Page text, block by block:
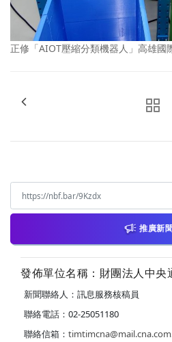
正修「AIOT壓縮分類機器人」高雄國
推廣新
發佈單位名稱：財團法人中央
新聞聯絡人：訊息服務核稿員
聯絡電話：02-25051180
聯絡信箱：